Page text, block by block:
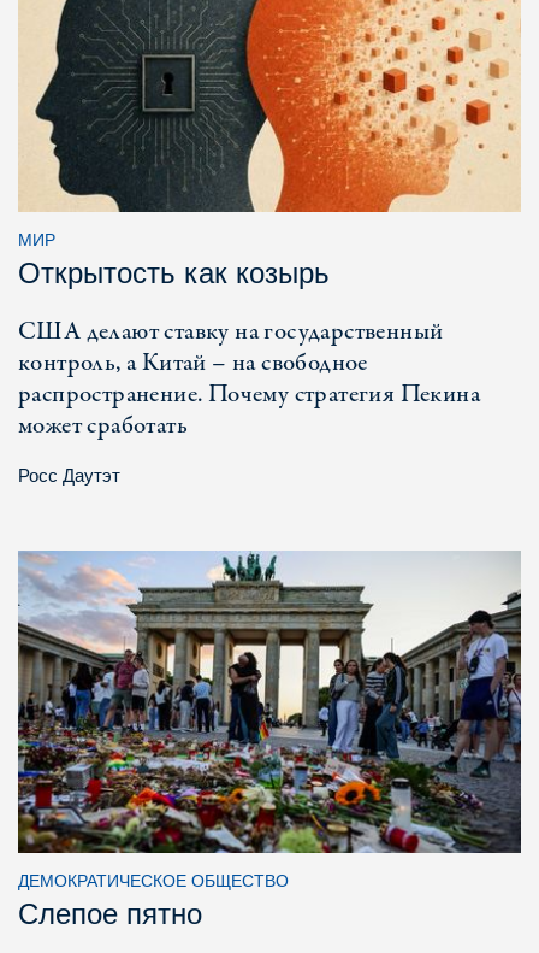
МИР
Открытость как козырь
США делают ставку на государственный
контроль, а Китай – на свободное
распространение. Почему стратегия Пекина
может сработать
Росс Даутэт
ДЕМОКРАТИЧЕСКОЕ ОБЩЕСТВО
Слепое пятно